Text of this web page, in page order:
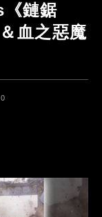
鏈鋸
血之惡魔
0